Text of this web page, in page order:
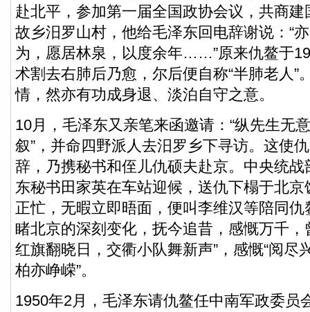
赴北平，参加第一届全国政协会议，共商
故乡汨罗山村，他给毛泽东回电辞谢说：“
为，愿居林泉，以度余年……”原来仇鳌于
术割去右肺后乃愈，尔后便自称“半肺老人”
情，然亦有功成身退、淡泊自守之意。
10月，毛泽东又亲笔来函邀请：“纵先生无
叙”，并命四野派人去汨罗乡下寻访。这使
辞，乃携秘书和侄儿仇硕夫赴京。中央统
东秘书田家英在车站迎候，送仇下榻于北
正忙，无暇立即晤面，便叫李维汉等陪同
睹北京的深刻变化，抚今追昔，感慨万千，
红旗翻晓日，交衢小队舞新声”，感慨“阅尽
柏亦峥嵘”。
1950年2月，毛泽东请仇鳌任中南军政委员